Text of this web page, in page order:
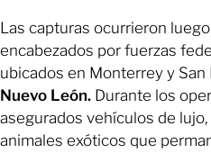
Las capturas ocurrieron
encabezados por fuerzas
ubicados en Monterrey y San
Nuevo León. Durante los
asegurados vehículos de
animales exóticos que